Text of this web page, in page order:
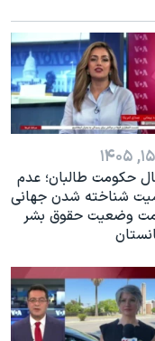
حکومت طالبان؛ عدم
شناخته شدن جهانی
وضعیت حقوق بشر